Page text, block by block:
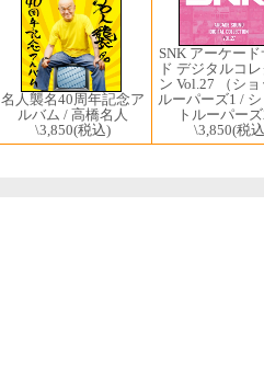
名人襲名40周年記念ア
ルバム / 高橋名人
\3,850(税込)
SNK アーケー
ド デジタルコ
ン Vol.27 （シ
ルーパーズ1 /
トルーパー
\3,850(税